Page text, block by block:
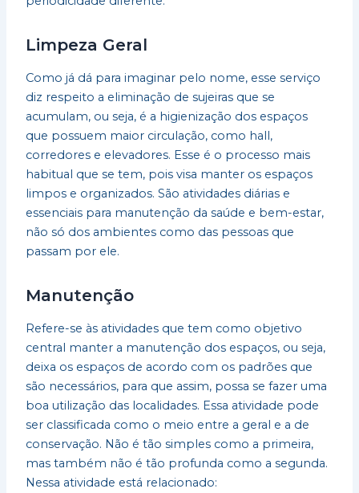
Limpeza Geral
Como já dá para imaginar pelo nome, esse serviço
diz respeito a eliminação de sujeiras que se
acumulam, ou seja, é a higienização dos espaços
que possuem maior circulação, como hall,
corredores e elevadores. Esse é o processo mais
habitual que se tem, pois visa manter os espaços
limpos e organizados. São atividades diárias e
essenciais para manutenção da saúde e bem-estar,
não só dos ambientes como das pessoas que
passam por ele.
Manutenção
Refere-se às atividades que tem como objetivo
central manter a manutenção dos espaços, ou seja,
deixa os espaços de acordo com os padrões que
são necessários, para que assim, possa se fazer uma
boa utilização das localidades. Essa atividade pode
ser classificada como o meio entre a geral e a de
conservação. Não é tão simples como a primeira,
mas também não é tão profunda como a segunda.
Nessa atividade está relacionado: